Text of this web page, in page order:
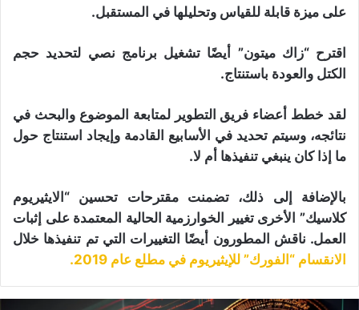
على ميزة قابلة للقياس وتحليلها في المستقبل.
اقترح “زاك ميتون” أيضًا تشغيل برنامج نصي لتحديد حجم
الكتل والعودة باستنتاج.
لقد خطط أعضاء فريق التطوير لمتابعة الموضوع والبحث في
نتائجه، وسيتم تحديد في الأسابيع القادمة وإيجاد استنتاج حول
ما إذا كان ينبغي تنفيذها أم لا.
بالإضافة إلى ذلك، تضمنت مقترحات تحسين “الايثيريوم
كلاسيك” الأخرى تغيير الخوارزمية الحالية المعتمدة على إثبات
العمل. ناقش المطورون أيضًا التغييرات التي تم تنفيذها خلال
الانقسام “الفورك” للإيثيريوم في مطلع عام 2019.